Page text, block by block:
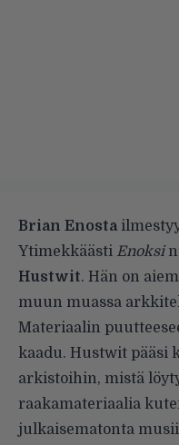
Brian Enosta
Ytimekkäästi Enoksi
Hustwit. Hän on
muun muassa
Materiaalin
kaadu. Hustwit pääsi
arkistoihin, mistä
raakamateriaalia
julkaisematonta